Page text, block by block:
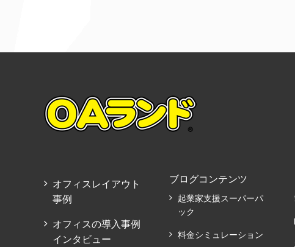
オフィスレイアウト
事例
オフィスの導入事例
インタビュー
ブログコンテンツ
起業家支援スーパーパ
ック
料金シミュレーション